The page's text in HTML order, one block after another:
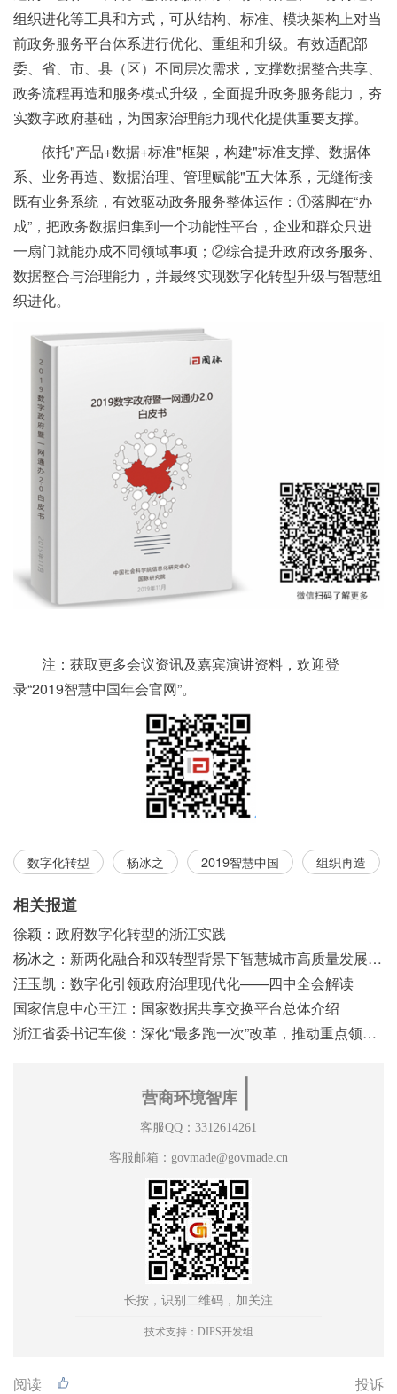
组织进化等工具和方式，可从结构、标准、模块架构上对当
前政务服务平台体系进行优化、重组和升级。有效适配部
委、省、市、县（区）不同层次需求，支撑数据整合共享、
政务流程再造和服务模式升级，全面提升政务服务能力，夯
实数字政府基础，为国家治理能力现代化提供重要支撑。
依托"产品+数据+标准"框架，构建"标准支撑、数据体
系、业务再造、数据治理、管理赋能"五大体系，无缝衔接
既有业务系统，有效驱动政务服务整体运作：①落脚在“办
成”，把政务数据归集到一个功能性平台，企业和群众只进
一扇门就能办成不同领域事项；②综合提升政府政务服务、
数据整合与治理能力，并最终实现数字化转型升级与智慧组
织进化。
注：获取更多会议资讯及嘉宾演讲资料，欢迎登
录“2019智慧中国年会官网”。
数字化转型 杨冰之 2019智慧中国 组织再造
相关报道
徐颖：政府数字化转型的浙江实践
杨冰之：新两化融合和双转型背景下智慧城市高质量发展之浅见
汪玉凯：数字化引领政府治理现代化——四中全会解读
国家信息中心王江：国家数据共享交换平台总体介绍
浙江省委书记车俊：深化“最多跑一次”改革，推动重点领域改革
营商环境智库
客服QQ：3312614261
客服邮箱：govmade@govmade.cn
长按，识别二维码，加关注
技术支持：DIPS开发组
阅读 投诉